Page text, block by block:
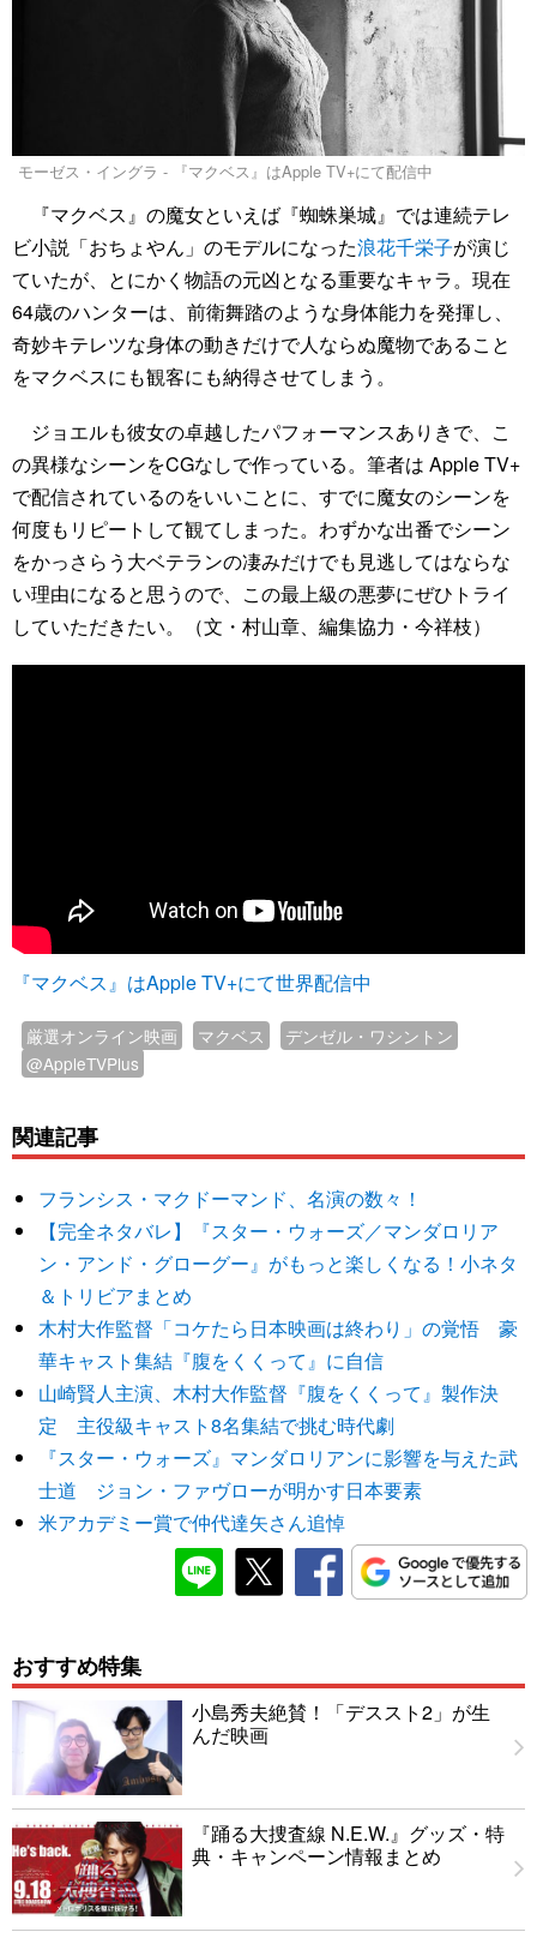
モーゼス・イングラ - 『マクベス』はApple TV+にて配信中
『マクベス』の魔女といえば『蜘蛛巣城』では連続テレ
ビ小説「おちょやん」のモデルになった浪花千栄子が演じ
ていたが、とにかく物語の元凶となる重要なキャラ。現在
64歳のハンターは、前衛舞踏のような身体能力を発揮し、
奇妙キテレツな身体の動きだけで人ならぬ魔物であること
をマクベスにも観客にも納得させてしまう。
ジョエルも彼女の卓越したパフォーマンスありきで、こ
の異様なシーンをCGなしで作っている。筆者は Apple TV+
で配信されているのをいいことに、すでに魔女のシーンを
何度もリピートして観てしまった。わずかな出番でシーン
をかっさらう大ベテランの凄みだけでも見逃してはならな
い理由になると思うので、この最上級の悪夢にぜひトライ
していただきたい。（文・村山章、編集協力・今祥枝）
『マクベス』はApple TV+にて世界配信中
厳選オンライン映画 マクベス
デンゼル・ワシントン
@AppleTVPlus
関連記事
フランシス・マクドーマンド、名演の数々！
【完全ネタバレ】『スター・ウォーズ／マンダロリア
ン・アンド・グローグー』がもっと楽しくなる！小ネタ
＆トリビアまとめ
木村大作監督「コケたら日本映画は終わり」の覚悟 豪
華キャスト集結『腹をくくって』に自信
山崎賢人主演、木村大作監督『腹をくくって』製作決
定 主役級キャスト8名集結で挑む時代劇
『スター・ウォーズ』マンダロリアンに影響を与えた武
士道 ジョン・ファヴローが明かす日本要素
米アカデミー賞で仲代達矢さん追悼
おすすめ特集
小島秀夫絶賛！「デススト2」が生
んだ映画
『踊る大捜査線 N.E.W.』グッズ・特
典・キャンペーン情報まとめ